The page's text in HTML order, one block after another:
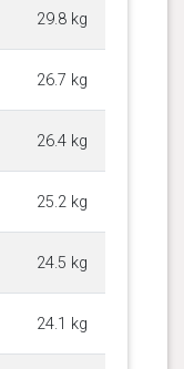
29.8 kg
26.7 kg
26.4 kg
25.2 kg
24.5 kg
24.1 kg